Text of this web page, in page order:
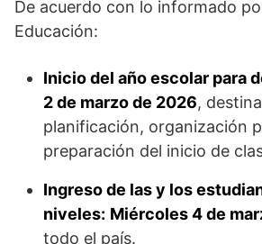
De acuerdo con lo informado
Educación:
Inicio del año escolar para
2 de marzo de 2026,
planificación, organización
preparación del inicio de
Ingreso de las y los
niveles: Miércoles 4 de
todo el país.